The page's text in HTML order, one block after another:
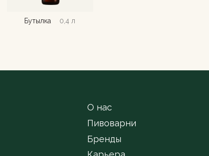
Бутылка 0,4 л
Бренды
Пивоварни
О нас